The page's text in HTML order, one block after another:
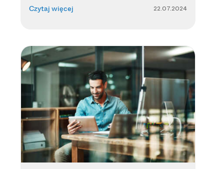
Czytaj więcej 22.07.2024